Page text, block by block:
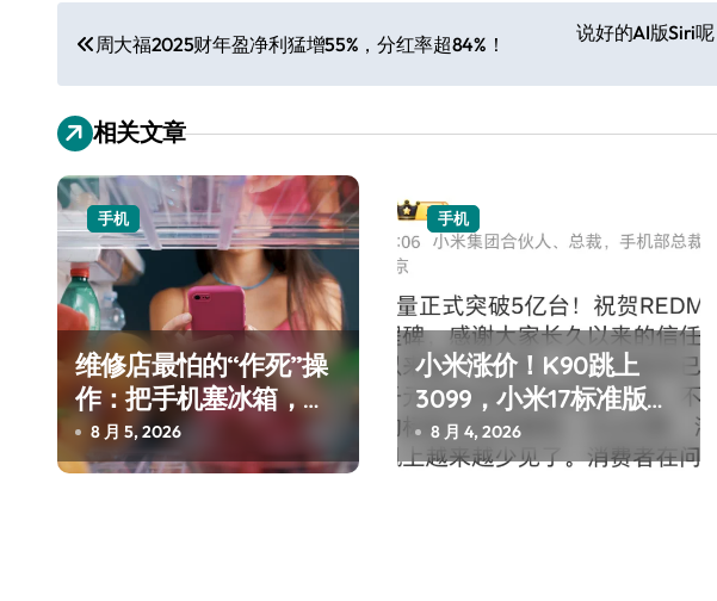
文
章
导
航
周大福2025财年盈净利猛增55%，分红率超84%！
说好的AI版Siri
相关文章
手机
维修店最怕的“作死”操
作：把手机塞冰箱，你
中招了吗？
8 月 5, 2026
手机
小米涨价！K90跳上
3099，小米17标准版逼
近4800
8 月 4, 2026
从电视一哥到声学霸主，
TCL用一套‘完整体系’砸
开了回音壁的顶级牌桌
7 月 27, 2026
追觅
货量
8 月 6,